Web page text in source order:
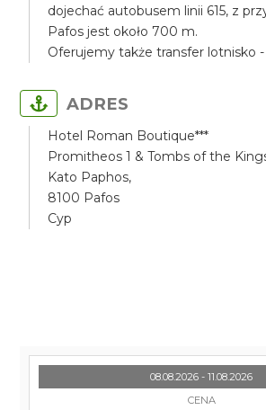
dojechać autobusem linii 615, z
Pafos jest około 700 m.
Oferujemy także transfer lotnisko
ADRES
Hotel Roman Boutique***
Promitheos 1 & Tombs of the
Kato Paphos,
8100 Pafos
Cyp
08.08.2026 - 11.08.2026
CENA